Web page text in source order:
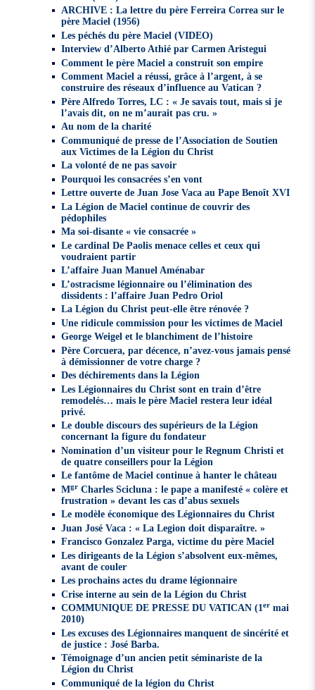
ARCHIVE : La lettre du père Ferreira Correa sur le
père Maciel (1956)
Les péchés du père Maciel (VIDEO)
Interview d’Alberto Athié par Carmen Aristegui
Comment le père Maciel a construit son empire
Comment Maciel a réussi, grâce à l’argent, à se
construire des réseaux d’influence au Vatican ?
Père Alfredo Torres, LC : « Je savais tout, mais si je
l’avais dit, on ne m’aurait pas cru. »
Au nom de la charité
Communiqué de presse de l’Association de Soutien
aux Victimes de la Légion du Christ
La volonté de ne pas savoir
Pourquoi les consacrées s’en vont
Lettre ouverte de Juan Jose Vaca au Pape Benoît XVI
La Légion de Maciel continue de couvrir des
pédophiles
Ma soi-disante « vie consacrée »
Le cardinal De Paolis menace celles et ceux qui
voudraient partir
L’affaire Juan Manuel Aménabar
L’ostracisme légionnaire ou l’élimination des
dissidents : l’affaire Juan Pedro Oriol
La Légion du Christ peut-elle être rénovée ?
Une ridicule commission pour les victimes de Maciel
George Weigel et le blanchiment de l’histoire
Père Corcuera, par décence, n’avez-vous jamais pensé
à démissionner de votre charge ?
Des déchirements dans la Légion
Les Légionnaires du Christ sont en train d’être
remodelés… mais le père Maciel restera leur idéal
privé.
Le double discours des supérieurs de la Légion
concernant la figure du fondateur
Nomination d’un visiteur pour le Regnum Christi et
de quatre conseillers pour la Légion
Le fantôme de Maciel continue à hanter le château
MgrCharles Scicluna : le pape a manifesté « colère et
frustration » devant les cas d’abus sexuels
Le modèle économique des Légionnaires du Christ
Juan José Vaca : « La Legion doit disparaître. »
Francisco Gonzalez Parga, victime du père Maciel
Les dirigeants de la Légion s’absolvent eux-mêmes,
avant de couler
Les prochains actes du drame légionnaire
Crise interne au sein de la Légion du Christ
COMMUNIQUE DE PRESSE DU VATICAN (1ermai
2010)
Les excuses des Légionnaires manquent de sincérité et
de justice : José Barba.
Témoignage d’un ancien petit séminariste de la
Légion du Christ
Communiqué de la légion du Christ